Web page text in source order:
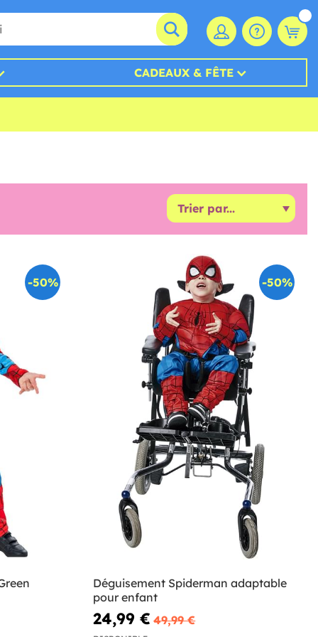
CADEAUX & FÊTE
-50% -50%
Déguisement Spiderman adaptable
pour enfant
24,99 € 49,99 €